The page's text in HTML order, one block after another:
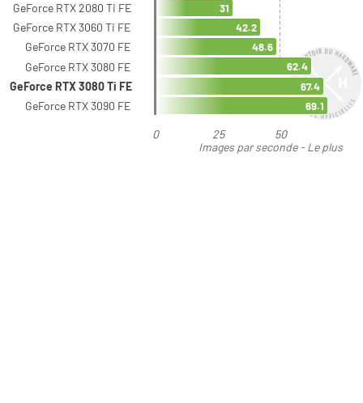
Images par seconde - Le plus
0 25 50
GeForce RTX 2080 Ti FE
GeForce RTX 3060 Ti FE
GeForce RTX 3070 FE
GeForce RTX 3080 FE
GeForce RTX 3080 Ti FE
GeForce RTX 3090 FE
31
42.2
48.6
62.4
67.4
69.1